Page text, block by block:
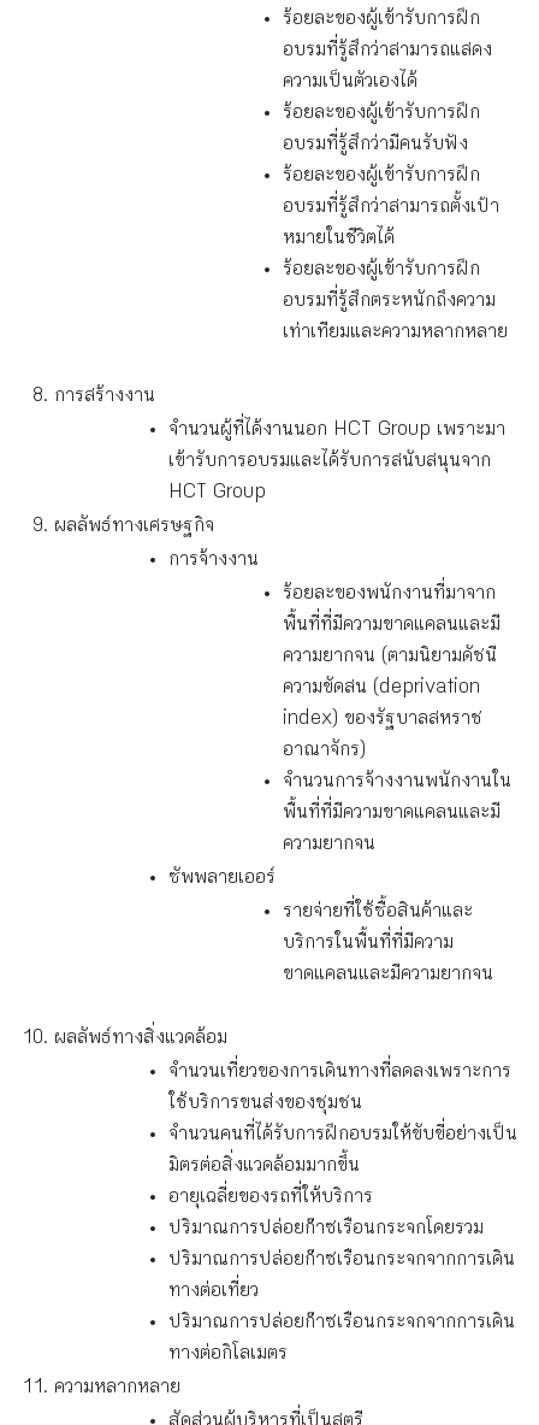
ร้อยละของผู้เข้ารับการฝึก
อบรมที่รู้สึกว่าสามารถแสดง
ความเป็นตัวเองได้
ร้อยละของผู้เข้ารับการฝึก
อบรมที่รู้สึกว่ามีคนรับฟัง
ร้อยละของผู้เข้ารับการฝึก
อบรมที่รู้สึกว่าสามารถตั้งเป้า
หมายในชีวิตได้
ร้อยละของผู้เข้ารับการฝึก
อบรมที่รู้สึกตระหนักถึงความ
เท่าเทียมและความหลากหลาย
การสร้างงาน
จำนวนผู้ที่ได้งานนอก HCT Group เพราะมา
เข้ารับการอบรมและได้รับการสนับสนุนจาก
HCT Group
ผลลัพธ์ทางเศรษฐกิจ
การจ้างงาน
ร้อยละของพนักงานที่มาจาก
พื้นที่ที่มีความขาดแคลนและมี
ความยากจน (ตามนิยามดัชนี
ความขัดสน (deprivation
index) ของรัฐบาลสหราช
อาณาจักร)
จำนวนการจ้างงานพนักงานใน
พื้นที่ที่มีความขาดแคลนและมี
ความยากจน
ซัพพลายเออร์
รายจ่ายที่ใช้ซื้อสินค้าและ
บริการในพื้นที่ที่มีความ
ขาดแคลนและมีความยากจน
ผลลัพธ์ทางสิ่งแวดล้อม
จำนวนเที่ยวของการเดินทางที่ลดลงเพราะการ
ใช้บริการขนส่งของชุมชน
จำนวนคนที่ได้รับการฝึกอบรมให้ขับขี่อย่างเป็น
มิตรต่อสิ่งแวดล้อมมากขึ้น
อายุเฉลี่ยของรถที่ให้บริการ
ปริมาณการปล่อยก๊าซเรือนกระจกโดยรวม
ปริมาณการปล่อยก๊าซเรือนกระจกจากการเดิน
ทางต่อเที่ยว
ปริมาณการปล่อยก๊าซเรือนกระจกจากการเดิน
ทางต่อกิโลเมตร
ความหลากหลาย